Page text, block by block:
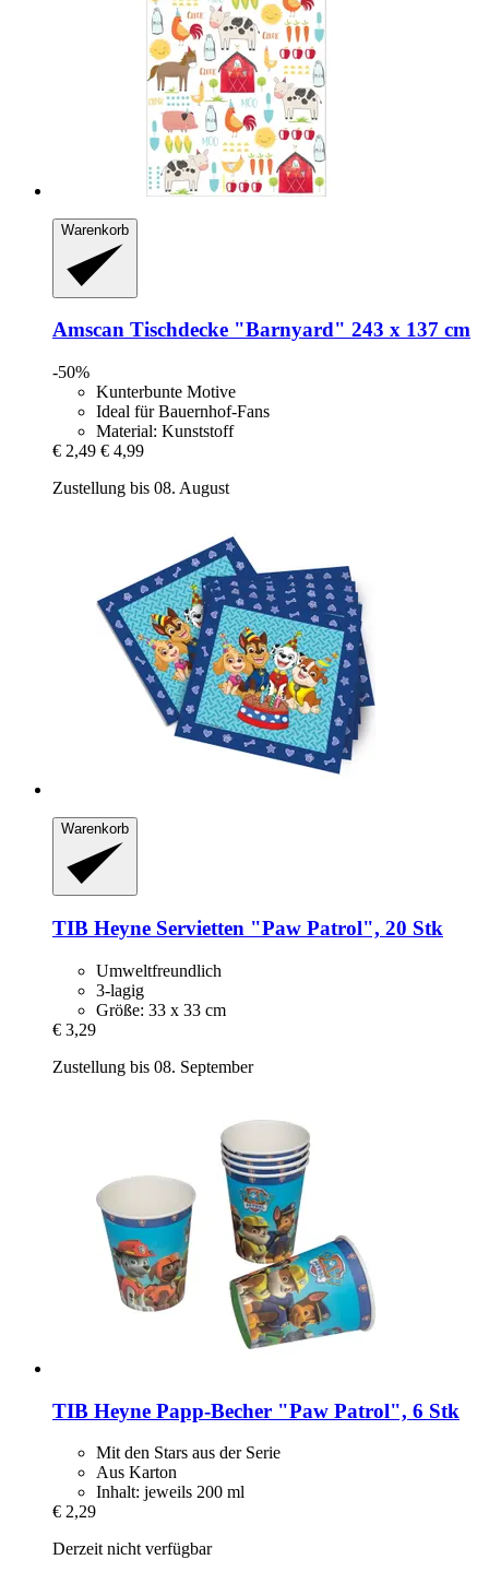
Warenkorb
Amscan Tischdecke "Barnyard" 243 x 137 cm
-50%
Kunterbunte Motive
Ideal für Bauernhof-Fans
Material: Kunststoff
€ 2,49 € 4,99
Zustellung bis 08. August
Warenkorb
TIB Heyne Servietten "Paw Patrol", 20 Stk
Umweltfreundlich
3-lagig
Größe: 33 x 33 cm
€ 3,29
Zustellung bis 08. September
TIB Heyne Papp-​Becher "Paw Patrol", 6 Stk
Mit den Stars aus der Serie
Aus Karton
Inhalt: jeweils 200 ml
€ 2,29
Derzeit nicht verfügbar